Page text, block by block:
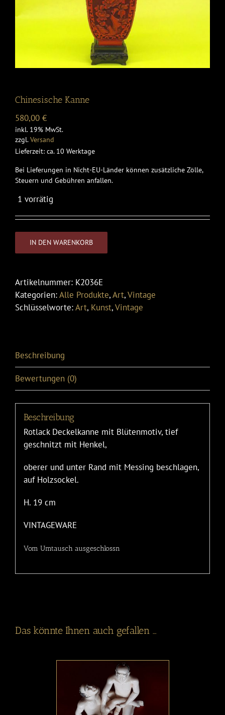
Chinesische Kanne
580,00 €
inkl. 19% MwSt.
zzgl.Versand
Lieferzeit: ca. 10 Werktage
Bei Lieferungen in Nicht-EU-Länder können zusätzliche Zölle,
Steuern und Gebühren anfallen.
1 vorrätig
IN DEN WARENKORB
Artikelnummer: K2036E
Kategorien:Alle Produkte,Art,Vintage
Schlüsselworte:Art, Kunst,Vintage
Beschreibung
Bewertungen (0)
Beschreibung
Rotlack Deckelkanne mit Blütenmotiv, tief
geschnitzt mit Henkel,
oberer und unter Rand mit Messing beschlagen,
auf Holzsockel.
H. 19 cm
VINTAGEWARE
Vom Umtausch ausgeschlossn
Das könnte Ihnen auch gefallen …